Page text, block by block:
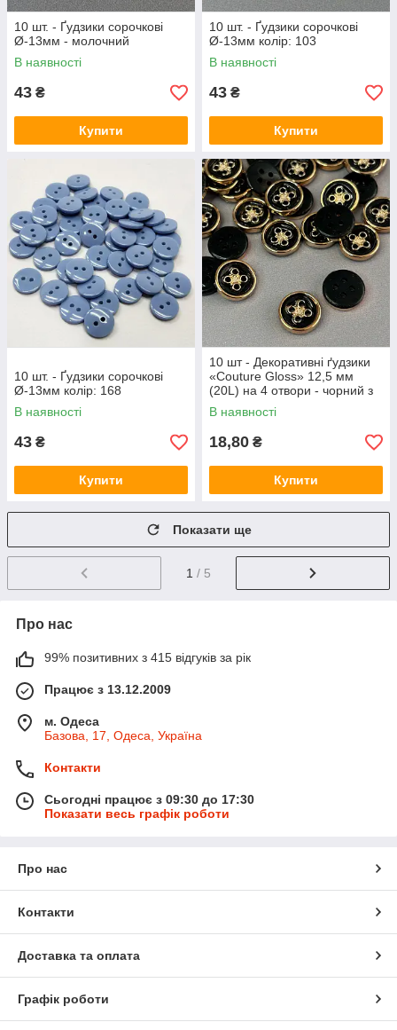
10 шт. - Ґудзики сорочкові
Ø-13мм - молочний
В наявності
43 ₴
Купити
10 шт. - Ґудзики сорочкові
Ø-13мм колір: 103
В наявності
43 ₴
Купити
10 шт. - Ґудзики сорочкові
Ø-13мм колір: 168
В наявності
43 ₴
Купити
10 шт - Декоративні ґудзики
«Couture Gloss» 12,5 мм
(20L) на 4 отвори - чорний з
золотом
В наявності
18,80 ₴
Купити
Показати ще
1 / 5
Про нас
99% позитивних з 415 відгуків за рік
Працює з 13.12.2009
м. Одеса
Базова, 17, Одеса, Україна
Контакти
Сьогодні працює з 09:30 до 17:30
Показати весь графік роботи
Про нас
Контакти
Доставка та оплата
Графік роботи